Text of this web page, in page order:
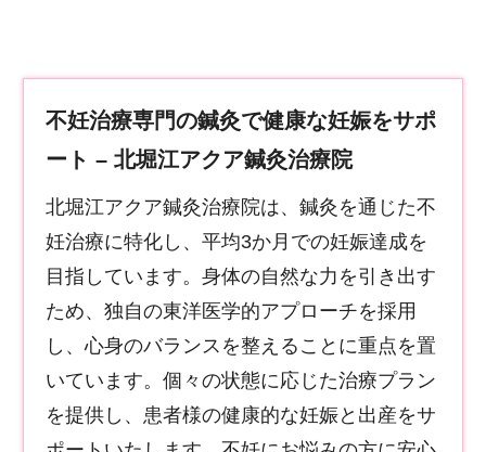
不妊治療専門の鍼灸で健康な妊娠をサポ
ート – 北堀江アクア鍼灸治療院
北堀江アクア鍼灸治療院は、鍼灸を通じた不
妊治療に特化し、平均3か月での妊娠達成を
目指しています。身体の自然な力を引き出す
ため、独自の東洋医学的アプローチを採用
し、心身のバランスを整えることに重点を置
いています。個々の状態に応じた治療プラン
を提供し、患者様の健康的な妊娠と出産をサ